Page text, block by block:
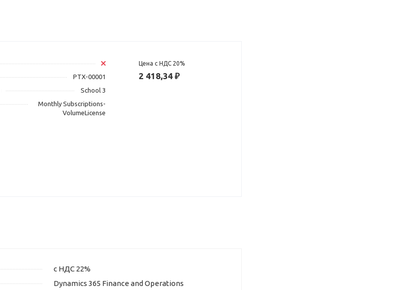
PTX-00001
School 3
Monthly Subscriptions-
VolumeLicense
Цена с НДС 20%
2 418,34 ₽
с НДС 22%
Dynamics 365 Finance and Operations